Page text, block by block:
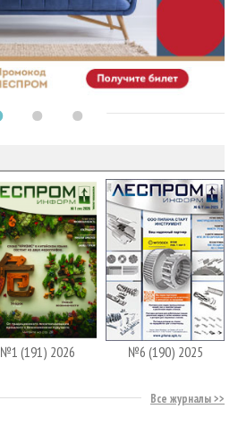
№1 (191) 2026 №6 (190) 2025
Все журналы